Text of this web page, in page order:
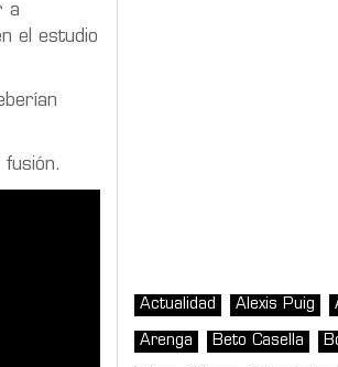
a
el estudio
Actualidad Alexis Puig
Arenga Beto Casella